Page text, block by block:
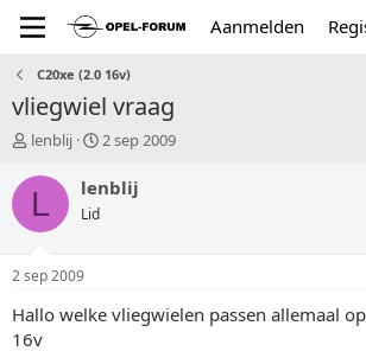
Aanmelden
C20xe (2.0 16v)
vliegwiel vraag
T
p
a
r
t
e
lenblij
S
a
u
2 sep 2009
L lenblij
Lid
2 sep 2009
Hallo welke vliegwielen passen allemaal
16v